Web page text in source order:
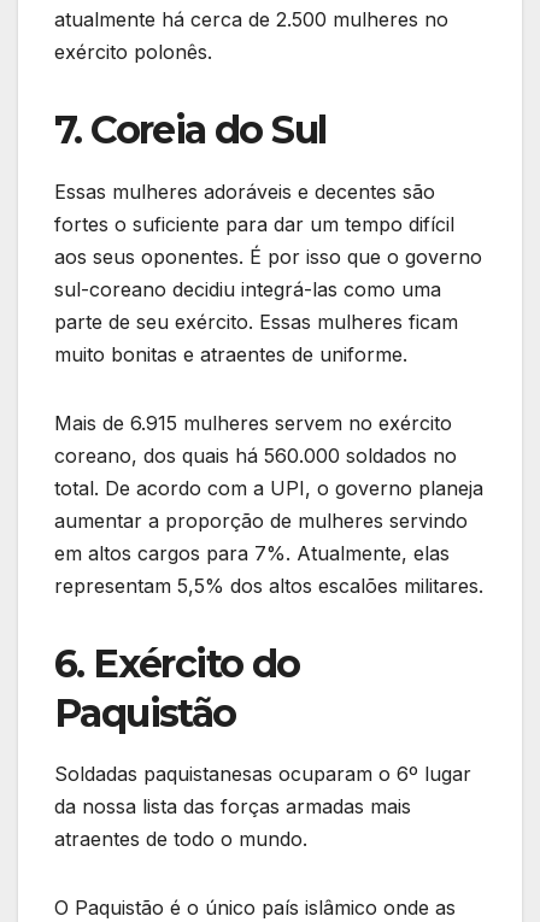
atualmente há cerca de 2.500 mulheres no
exército polonês.
7. Coreia do Sul
Essas mulheres adoráveis e decentes são
fortes o suficiente para dar um tempo difícil
aos seus oponentes. É por isso que o governo
sul-coreano decidiu integrá-las como uma
parte de seu exército. Essas mulheres ficam
muito bonitas e atraentes de uniforme.
Mais de 6.915 mulheres servem no exército
coreano, dos quais há 560.000 soldados no
total. De acordo com a UPI, o governo planeja
aumentar a proporção de mulheres servindo
em altos cargos para 7%. Atualmente, elas
representam 5,5% dos altos escalões militares.
6. Exército do
Paquistão
Soldadas paquistanesas ocuparam o 6º lugar
da nossa lista das forças armadas mais
atraentes de todo o mundo.
O Paquistão é o único país islâmico onde as